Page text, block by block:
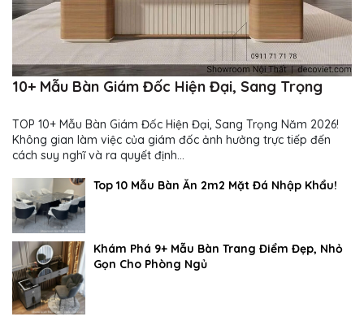
10+ Mẫu Bàn Giám Đốc Hiện Đại, Sang Trọng
TOP 10+ Mẫu Bàn Giám Đốc Hiện Đại, Sang Trọng Năm 2026!
Không gian làm việc của giám đốc ảnh hưởng trực tiếp đến
cách suy nghĩ và ra quyết định...
Top 10 Mẫu Bàn Ăn 2m2 Mặt Đá Nhập Khẩu!
Khám Phá 9+ Mẫu Bàn Trang Điểm Đẹp, Nhỏ
Gọn Cho Phòng Ngủ